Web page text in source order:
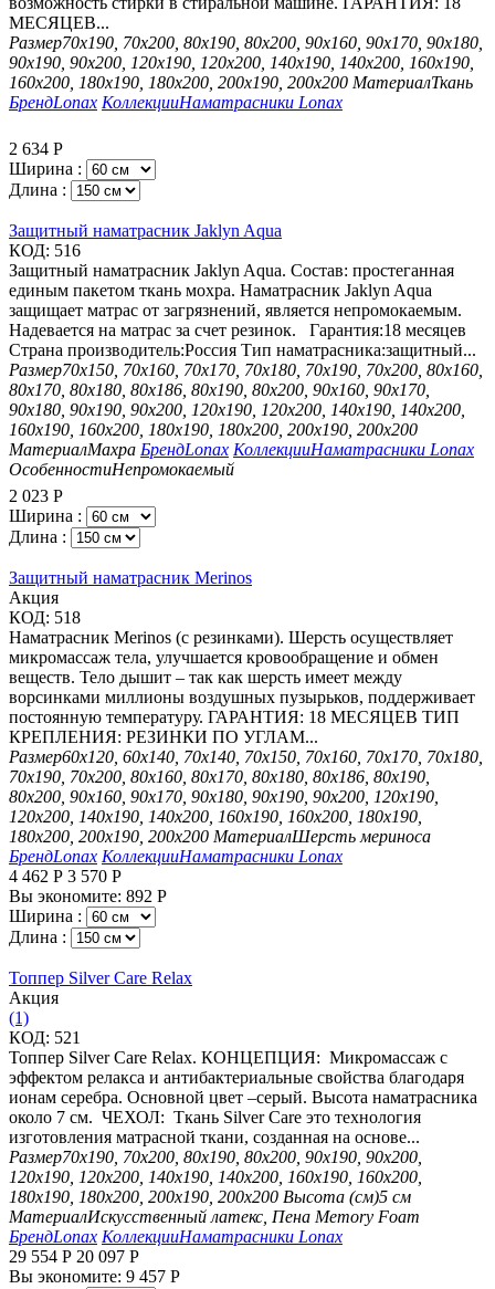
МЕСЯЦЕВ...
Размер70х190, 70х200, 80х190, 80х200, 90х160, 90х170, 90х180,
90х190, 90х200, 120х190, 120х200, 140х190, 140х200, 160х190,
160х200, 180х190, 180х200, 200х190, 200х200 МатериалТкань
БрендLonax КоллекцииНаматрасники Lonax
2 634 Р
Ширина :
Длина :
Защитный наматрасник Jaklyn Aqua
КОД: 516
Защитный наматрасник Jaklyn Aqua. Состав: простеганная
единым пакетом ткань мохра. Наматрасник Jaklyn Aqua
защищает матрас от загрязнений, является непромокаемым.
Надевается на матрас за счет резинок. Гарантия:18 месяцев
Страна производитель:Россия Тип наматрасника:защитный...
Размер70х150, 70х160, 70х170, 70х180, 70х190, 70х200, 80х160,
80х170, 80х180, 80х186, 80х190, 80х200, 90х160, 90х170,
90х180, 90х190, 90х200, 120х190, 120х200, 140х190, 140х200,
160х190, 160х200, 180х190, 180х200, 200х190, 200х200
МатериалМахра БрендLonax КоллекцииНаматрасники Lonax
ОсобенностиНепромокаемый
2 023 Р
Ширина :
Длина :
Защитный наматрасник Merinos
Aкция
КОД: 518
Наматрасник Merinos (с резинками). Шерсть осуществляет
микромассаж тела, улучшается кровообращение и обмен
веществ. Тело дышит – так как шерсть имеет между
ворсинками миллионы воздушных пузырьков, поддерживает
постоянную температуру. ГАРАНТИЯ: 18 МЕСЯЦЕВ ТИП
КРЕПЛЕНИЯ: РЕЗИНКИ ПО УГЛАМ...
Размер60х120, 60х140, 70х140, 70х150, 70х160, 70х170, 70х180,
70х190, 70х200, 80х160, 80х170, 80х180, 80х186, 80х190,
80х200, 90х160, 90х170, 90х180, 90х190, 90х200, 120х190,
120х200, 140х190, 140х200, 160х190, 160х200, 180х190,
180х200, 200х190, 200х200 МатериалШерсть мериноса
БрендLonax КоллекцииНаматрасники Lonax
4 462 Р 3 570 Р
Вы экономите: 892 Р
Ширина :
Длина :
Топпер Silver Care Relax
Aкция
(1)
КОД: 521
Топпер Silver Care Relax. КОНЦЕПЦИЯ: Микромассаж с
эффектом релакса и антибактериальные свойства благодаря
ионам серебра. Основной цвет –серый. Высота наматрасника
около 7 см. ЧЕХОЛ: Ткань Silver Care это технология
изготовления матрасной ткани, созданная на основе...
Размер70х190, 70х200, 80х190, 80х200, 90х190, 90х200,
120х190, 120х200, 140х190, 140х200, 160х190, 160х200,
180х190, 180х200, 200х190, 200х200 Высота (см)5 см
МатериалИскусственный латекс, Пена Memory Foam
БрендLonax КоллекцииНаматрасники Lonax
29 554 Р 20 097 Р
Вы экономите: 9 457 Р